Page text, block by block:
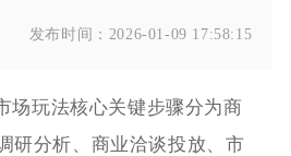
发布时间： 2026-01-09 17:58:15
场玩法核心关键步骤分为商
研分析、商业洽谈投放、市